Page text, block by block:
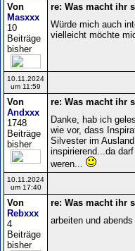
Von
Masxxx
10
Beiträge
bisher
re: Was macht ihr
Würde mich auch
vielleicht möchte
10.11.2024
um 11:59
Von
Andxxx
1748
Beiträge
bisher
re: Was macht ihr
Danke, hab ich
wie vor, dass
Silvester im
inspirierend...da
weren...
10.11.2024
um 17:40
Von
Rebxxx
4
Beiträge
bisher
re: Was macht ihr
arbeiten und